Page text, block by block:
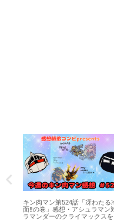
キン肉マン第524話「冴わたる
面‼︎の巻」感想・アシュラマン
ラマンダーのクライマックスを